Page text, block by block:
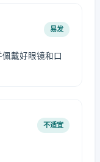
易发
戴好眼镜和口
不适宜